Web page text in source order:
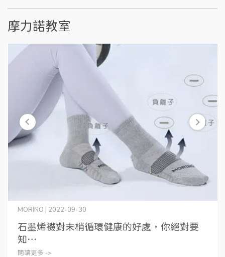
摩力諾教室
MORINO | 2022-09-30
石墨烯襪對末梢循環健康的好處，你絕對要
知⋯
閱讀更多 ->